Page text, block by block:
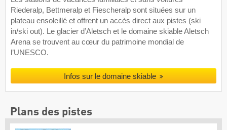
Riederalp, Bettmeralp et Fiescheralp sont situées sur un
plateau ensoleillé et offrent un accès direct aux pistes (ski
in/ski out). Le glacier d’Aletsch et le domaine skiable Aletsch
Arena se trouvent au cœur du patrimoine mondial de
l’UNESCO.
Infos sur le domaine skiable
Plans des pistes